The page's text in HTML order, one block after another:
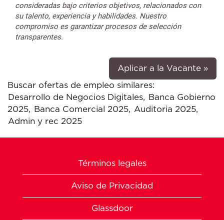
consideradas bajo criterios objetivos, relacionados con
su talento, experiencia y habilidades. Nuestro
compromiso es garantizar procesos de selección
transparentes.
Aplicar a la Vacante »
Buscar ofertas de empleo similares:
Desarrollo de Negocios Digitales,
Banca Gobierno
2025,
Banca Comercial 2025, Auditoria 2025,
Admin y rec 2025
Términos legales
Aviso de Privacidad
Glassdoor